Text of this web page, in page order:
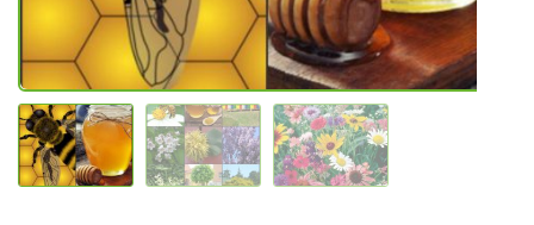
Sjeme
Sjeme povrća
Rajčice
Chili
Ostalo sjeme